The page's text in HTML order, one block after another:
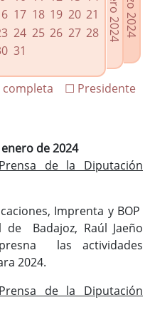
17 18 19 20 21
24 25 26 27 28
31
☐ Presidente
de 2024
de la Diputación
Imprenta y BOP
Badajoz, Raúl Jaeño
las actividades
2024.
de la Diputación